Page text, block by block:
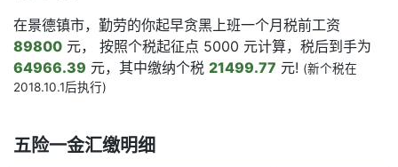
在景德镇市，勤劳的你起早贪黑上班一个月税前工资
89800 元， 按照个税起征点 5000 元计算，税后到手为
64966.39 元，其中缴纳个税 21499.77 元! (新个税在
2018.10.1后执行)
五险一金汇缴明细